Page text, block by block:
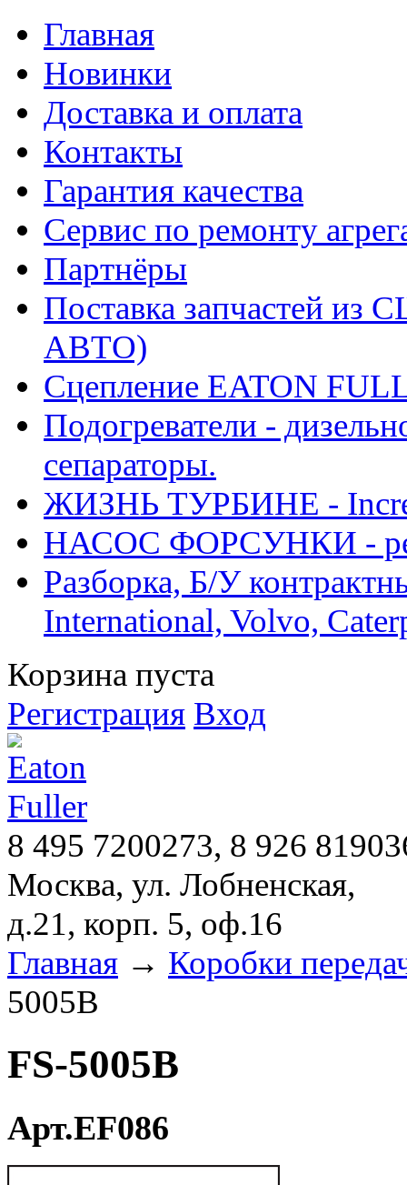
Главная
Новинки
Доставка и оплата
Контакты
Гарантия качества
Сервис по ремонту
Партнёры
Поставка запчастей
АВТО)
Сцепление EATON
Подогреватели -
сепараторы.
ЖИЗНЬ ТУРБИНЕ -
НАСОС ФОРСУНКИ -
Разборка, Б/У
International, Volvo,
Корзина пуста
Регистрация Вход
8 495 7200273, 8 926
Москва, ул. Лобненская,
д.21, корп. 5, оф.16
Главная → Коробки
5005B
FS-5005B
Арт.EF086